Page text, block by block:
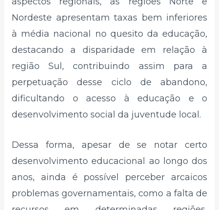
Nordeste apresentam taxas bem inferiores
à média nacional no quesito da educação,
destacando a disparidade em relação à
região Sul, contribuindo assim para a
perpetuação desse ciclo de abandono,
dificultando o acesso à educação e o
desenvolvimento social da juventude local.
Dessa forma, apesar de se notar certo
desenvolvimento educacional ao longo dos
anos, ainda é possível perceber arcaicos
problemas governamentais, como a falta de